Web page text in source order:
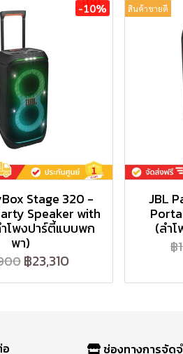
-10%
Stage 320 -
Speaker with
โพงปาร์ตี้แบบพก
พา)
฿23,310
สินค้าขายดี
JBL
(ลำ
฿
ช่องทางการจัด